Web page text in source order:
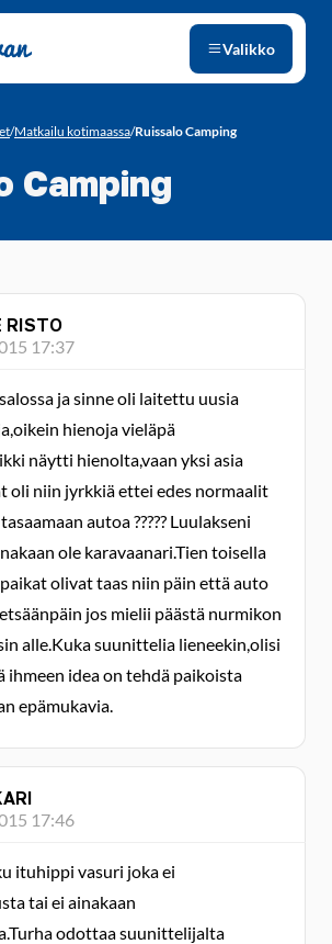
Valikko
/Matkailu kotimaassa/Ruissalo Camping
Camping
RISTO
17:37
ja sinne oli laitettu uusia
hienoja vieläpä
näytti hienolta,vaan yksi asia
oli niin jyrkkiä ettei edes normaalit
autoa ????? Luulakseni
ole karavaanari.Tien toisella
olivat taas niin päin että auto
jos mielii päästä nurmikon
alle.Kuka suunittelia lieneekin,olisi
ihmeen idea on tehdä paikoista
epämukavia.
17:46
ituhippi vasuri joka ei
tai ei ainakaan
odottaa suunittelijalta